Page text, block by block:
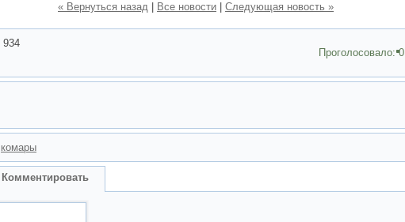
« Вернуться назад
Все новости Следующая новость »
934
Проголосовало:0
комары
Комментировать